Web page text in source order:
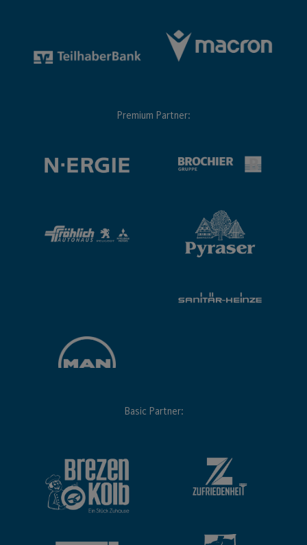
Premium Partner:
Basic Partner: